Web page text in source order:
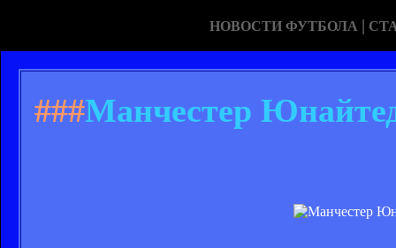
НОВОСТИ ФУТБОЛА |
###Манчестер